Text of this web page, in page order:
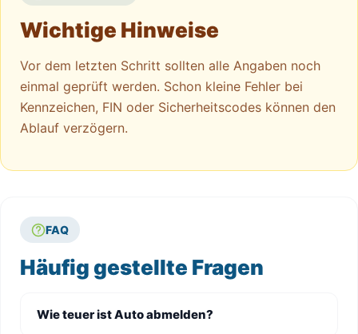
Wichtige Hinweise
Vor dem letzten Schritt sollten alle Angaben noch
einmal geprüft werden. Schon kleine Fehler bei
Kennzeichen, FIN oder Sicherheitscodes können den
Ablauf verzögern.
FAQ
Häufig gestellte Fragen
Wie teuer ist Auto abmelden?